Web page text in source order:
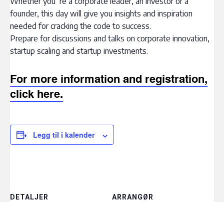
founder, this day will give you insights and inspiration
needed for cracking the code to success.
Prepare for discussions and talks on corporate innovation,
startup scaling and startup investments.
For more information and registration,
click here.
Legg til i kalender
DETALJER ARRANGØR